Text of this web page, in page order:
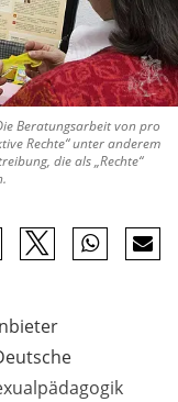
Beratungsarbeit von pro
Rechte“ unter anderem
die als „Rechte“